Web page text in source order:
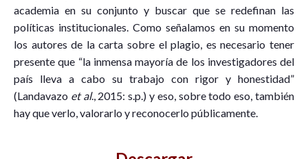
academia en su conjunto y buscar que se redefinan las
políticas institucionales. Como señalamos en su momento
los autores de la carta sobre el plagio, es necesario tener
presente que “la inmensa mayoría de los investigadores del
país lleva a cabo su trabajo con rigor y honestidad”
(Landavazo et al., 2015: s.p.) y eso, sobre todo eso, también
hay que verlo, valorarlo y reconocerlo públicamente.